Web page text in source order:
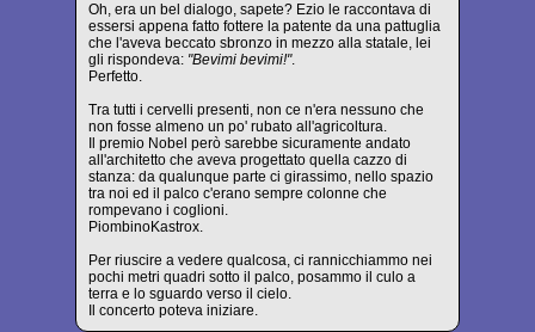
Oh, era un bel dialogo, sapete? Ezio le raccontava di
essersi appena fatto fottere la patente da una pattuglia
che l'aveva beccato sbronzo in mezzo alla statale, lei
gli rispondeva: "Bevimi bevimi!".
Perfetto.
Tra tutti i cervelli presenti, non ce n'era nessuno che
non fosse almeno un po' rubato all'agricoltura.
Il premio Nobel però sarebbe sicuramente andato
all'architetto che aveva progettato quella cazzo di
stanza: da qualunque parte ci girassimo, nello spazio
tra noi ed il palco c'erano sempre colonne che
rompevano i coglioni.
PiombinoKastrox.
Per riuscire a vedere qualcosa, ci rannicchiammo nei
pochi metri quadri sotto il palco, posammo il culo a
terra e lo sguardo verso il cielo.
Il concerto poteva iniziare.